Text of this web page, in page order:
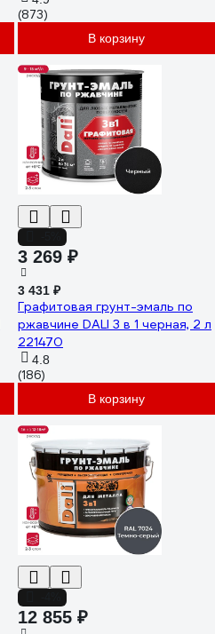
(873)
В корзину
3 269 ₽
3 431 ₽
Графитовая грунт-эмаль по
ржавчине DALI 3 в 1 черная, 2 л
221470
4.8
(186)
В корзину
12 855 ₽